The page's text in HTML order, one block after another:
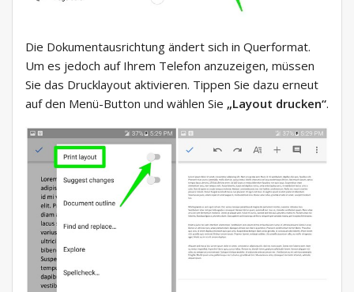
Die Dokumentausrichtung ändert sich in Querformat.
Um es jedoch auf Ihrem Telefon anzuzeigen, müssen
Sie das Drucklayout aktivieren. Tippen Sie dazu erneut
auf den Menü-Button und wählen Sie „Layout drucken“.